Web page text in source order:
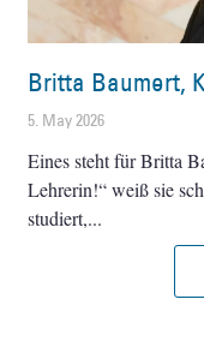
Britta Baumert,
5. May 2026
Eines steht für Britta
Lehrerin!“ weiß sie
studiert,